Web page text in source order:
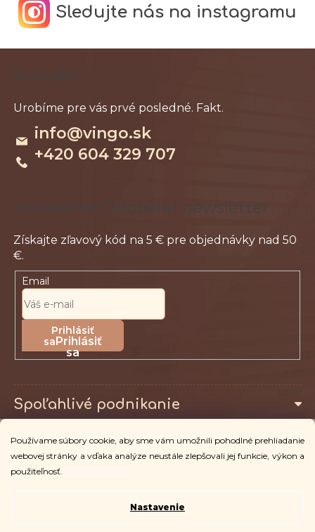
Používame súbory cookie, aby sme vám umožnili pohodlné prehliadanie
webovej stránky a vďaka analýze neustále zlepšovali jej funkcie, výkon a
použiteľnosť.
Nastavenie
Sledujte nás na instagramu
info@vingo.sk
+420 604 329 707
Odoberať newsletter
Email
Prihlásiť
sa
Spoľahlivé podnikanie
Pro zákazníky